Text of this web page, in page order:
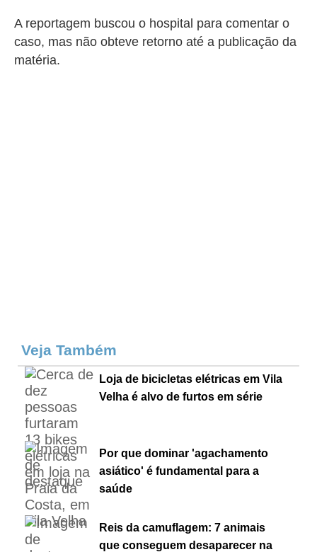
A reportagem buscou o hospital para comentar o
caso, mas não obteve retorno até a publicação da
matéria.
Veja Também
Loja de bicicletas elétricas em Vila
Velha é alvo de furtos em série
Por que dominar 'agachamento
asiático' é fundamental para a
saúde
Reis da camuflagem: 7 animais
que conseguem desaparecer na